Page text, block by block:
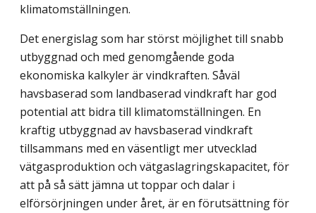
klimatomställningen.
Det energislag som har störst möjlighet till snabb
utbyggnad och med genomgående goda
ekonomiska kalkyler är vindkraften. Såväl
havsbaserad som landbaserad vindkraft har god
potential att bidra till klimatomställningen. En
kraftig utbyggnad av havsbaserad vindkraft
tillsammans med en väsentligt mer utvecklad
vätgasproduktion och vätgas­lagringskapacitet, för
att på så sätt jämna ut toppar och dalar i
elförsörjningen under året, är en förutsättning för